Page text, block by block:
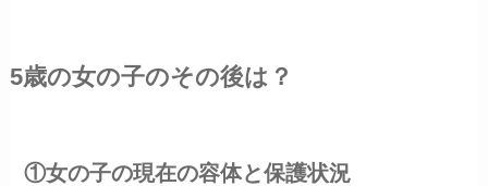
5歳の女の子のその後は？
①女の子の現在の容体と保護状況